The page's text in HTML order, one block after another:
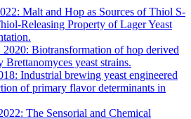
Malt and Hop as Sources of Thiol S-
Releasing Property of Lager Yeast
2020: Biotransformation of hop derived
Brettanomyces yeast strains.
Industrial brewing yeast engineered
of primary flavor determinants in
The Sensorial and Chemical